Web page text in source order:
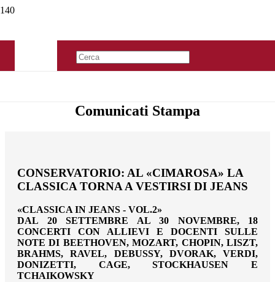
Comunicati Stampa
CONSERVATORIO: AL «CIMAROSA» LA
CLASSICA TORNA A VESTIRSI DI JEANS
«CLASSICA IN JEANS - VOL.2»
DAL 20 SETTEMBRE AL 30 NOVEMBRE, 18
CONCERTI CON ALLIEVI E DOCENTI SULLE
NOTE DI BEETHOVEN, MOZART, CHOPIN, LISZT,
BRAHMS, RAVEL, DEBUSSY, DVORAK, VERDI,
DONIZETTI, CAGE, STOCKHAUSEN E
TCHAIKOWSKY